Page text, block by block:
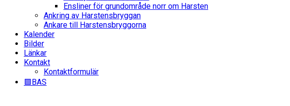
Ensliner för grundområde norr om Harsten
Ankring av Harstensbryggan
Ankare till Harstensbryggorna
Kalender
Bilder
Länkar
Kontakt
Kontaktformulär
🟩BAS